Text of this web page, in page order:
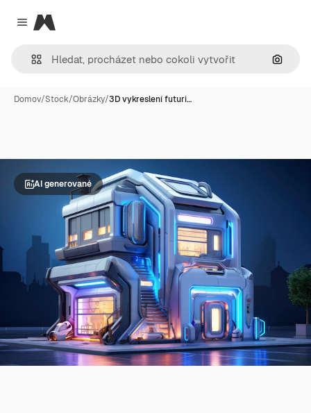
Close menu
Magnific
Hledat
Domov/Stock/Obrázky/3D vykreslení futuri…
AI generované